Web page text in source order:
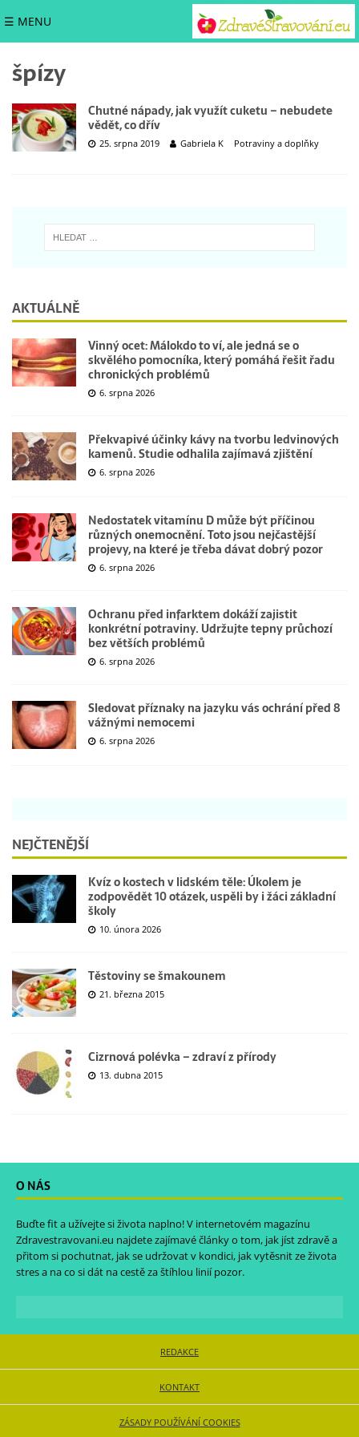
☰ MENU
špízy
Chutné nápady, jak využít cuketu – nebudete
vědět, co dřív
25. srpna 2019 Gabriela K Potraviny a doplňky
AKTUÁLNĚ
Vinný ocet: Málokdo to ví, ale jedná se o
skvělého pomocníka, který pomáhá řešit řadu
chronických problémů
6. srpna 2026
Překvapivé účinky kávy na tvorbu ledvinových
kamenů. Studie odhalila zajímavá zjištění
6. srpna 2026
Nedostatek vitamínu D může být příčinou
různých onemocnění. Toto jsou nejčastější
projevy, na které je třeba dávat dobrý pozor
6. srpna 2026
Ochranu před infarktem dokáží zajistit
konkrétní potraviny. Udržujte tepny průchozí
bez větších problémů
6. srpna 2026
Sledovat příznaky na jazyku vás ochrání před 8
vážnými nemocemi
6. srpna 2026
NEJČTENĚJŠÍ
Kvíz o kostech v lidském těle: Úkolem je
zodpovědět 10 otázek, uspěli by i žáci základní
školy
10. února 2026
Těstoviny se šmakounem
21. března 2015
Cizrnová polévka – zdraví z přírody
13. dubna 2015
O NÁS
Buďte fit a užívejte si života naplno! V internetovém magazínu
Zdravestravovani.eu najdete zajímavé články o tom, jak jíst zdravě a
přitom si pochutnat, jak se udržovat v kondici, jak vytěsnit ze života
stres a na co si dát na cestě za štíhlou linií pozor.
REDAKCE
KONTAKT
ZÁSADY POUŽÍVÁNÍ COOKIES